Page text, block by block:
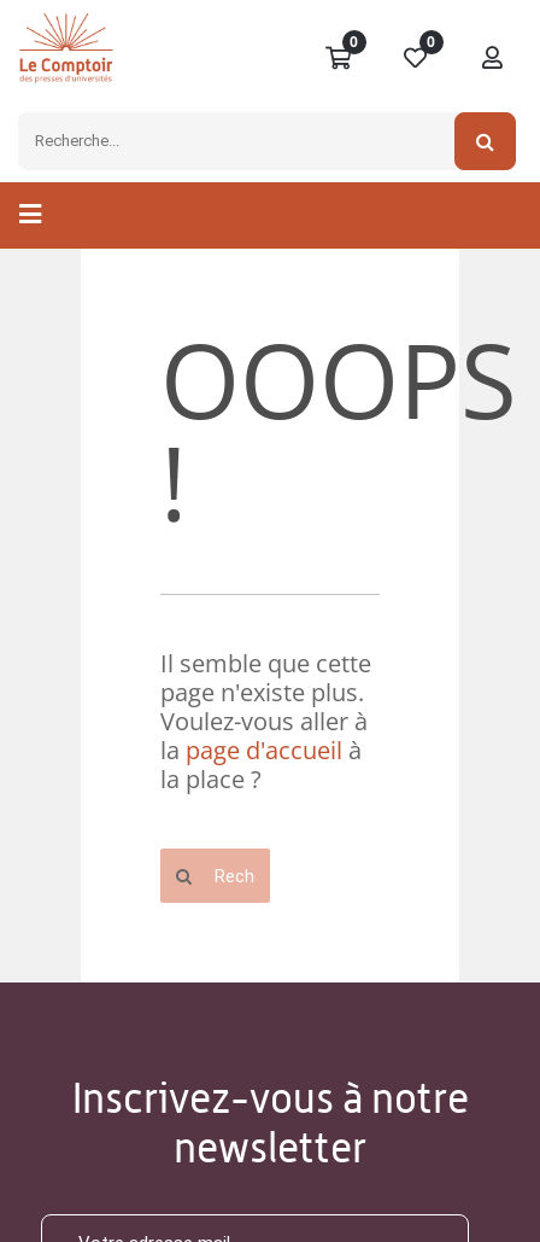
0 0
OOOPS
!
Il semble que cette
page n'existe plus.
Voulez-vous aller à
la page d'accueil à
la place ?
Inscrivez-vous à notre
newsletter